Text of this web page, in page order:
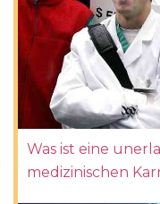
Was ist eine
medizinischen